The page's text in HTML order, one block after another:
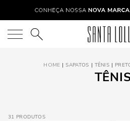
O que você está procurando?
SAPATOS TÊNIS
31 PRODUTOS